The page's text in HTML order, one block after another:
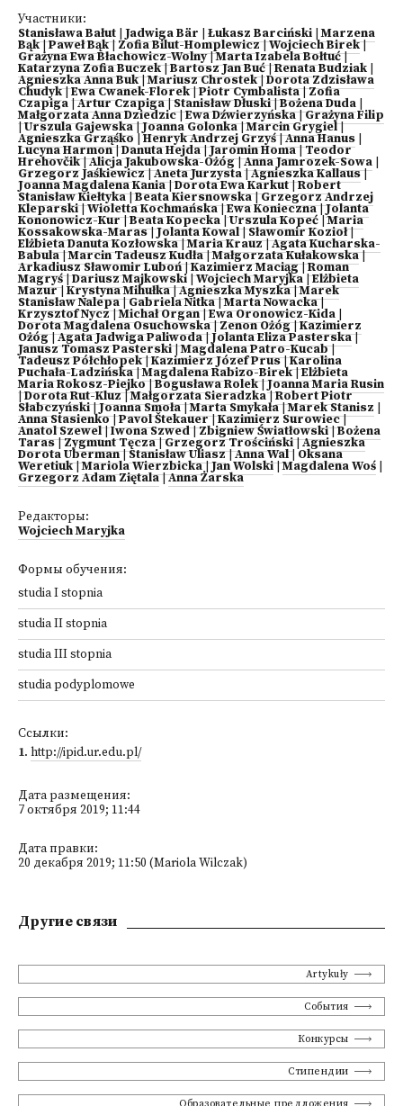
Участники:
Stanisława Bałut Jadwiga Bär Łukasz Barciński |Marzena
Bąk|Paweł Bąk|Zofia Bilut-Homplewicz|Wojciech Birek|
Grażyna Ewa Błachowicz-Wolny|Marta Izabela Bołtuć|
Katarzyna Zofia Buczek|Bartosz Jan Buć|Renata Budziak
Agnieszka Anna Buk|Mariusz Chrostek|Dorota Zdzisława
Chudyk|Ewa Cwanek-Florek|Piotr Cymbalista|Zofia
Czapiga|Artur Czapiga|Stanisław Dłuski|Bożena Duda
Małgorzata Anna Dziedzic|Ewa Dźwierzyńska|Grażyna Filip
|Urszula Gajewska|Joanna Golonka|Marcin Grygiel|
Agnieszka Grząśko |Henryk Andrzej Grzyś|Anna Hanus
Lucyna Harmon|Danuta Hejda|Jaromin Homa|Teodor
Hrehovčik|Alicja Jakubowska-Ożóg|Anna Jamrozek-Sowa
Grzegorz Jaśkiewicz|Aneta Jurzysta|Agnieszka Kallaus|
Joanna Magdalena Kania|Dorota Ewa Karkut|Robert
Stanisław Kiełtyka|Beata Kiersnowska|Grzegorz Andrzej
Kleparski|Wioletta Kochmańska|Ewa Konieczna|Jolanta
Kononowicz-Kur|Beata Kopecka |Urszula Kopeć |Maria
Kossakowska-Maras|Jolanta Kowal|Sławomir Kozioł|
Elżbieta Danuta Kozłowska|Maria Krauz|Agata Kucharska-
Babula|Marcin Tadeusz Kudła|Małgorzata Kułakowska|
Arkadiusz Sławomir Luboń|Kazimierz Maciąg|Roman
Magryś|Dariusz Majkowski |Wojciech Maryjka |Elżbieta
Mazur| Krystyna Mihułka|Agnieszka Myszka|Marek
Stanisław Nalepa|Gabriela Nitka|Marta Nowacka|
Krzysztof Nycz|Michał Organ|Ewa Oronowicz-Kida
Dorota Magdalena Osuchowska|Zenon Ożóg|Kazimierz
Ożóg|Agata Jadwiga Paliwoda|Jolanta Eliza Pasterska|
Janusz Tomasz Pasterski|Magdalena Patro-Kucab|
Tadeusz Półchłopek|Kazimierz Józef Prus|Karolina
Puchała-Ladzińska|Magdalena Rabizo-Birek|Elżbieta
Maria Rokosz-Piejko|Bogusława Rolek|Joanna Maria Rusin
|Dorota Rut-Kluz|Małgorzata Sieradzka|Robert Piotr
Słabczyński|Joanna Smoła|Marta Smykała|Marek Stanisz
Anna Stasienko|Pavol Štekauer|Kazimierz Surowiec|
Anatol Szewel|Iwona Szwed|Zbigniew Światłowski|Bożena
Taras|Zygmunt Tęcza|Grzegorz Trościński|Agnieszka
Dorota Uberman|Stanisław Uliasz|Anna Wal| Oksana
Weretiuk|Mariola Wierzbicka|Jan Wolski|Magdalena Woś
Grzegorz Adam Ziętala|Anna Żarska
Редакторы:
Wojciech Maryjka
Формы обучения:
studia I stopnia
studia II stopnia
studia III stopnia
studia podyplomowe
Ссылки:
1. http://ipid.ur.edu.pl/
Дата размещения:
7 октября 2019; 11:44
Дата правки:
20 декабря 2019; 11:50 (Mariola Wilczak)
Другие связи
Artykuły
События
Конкурсы
Стипендии